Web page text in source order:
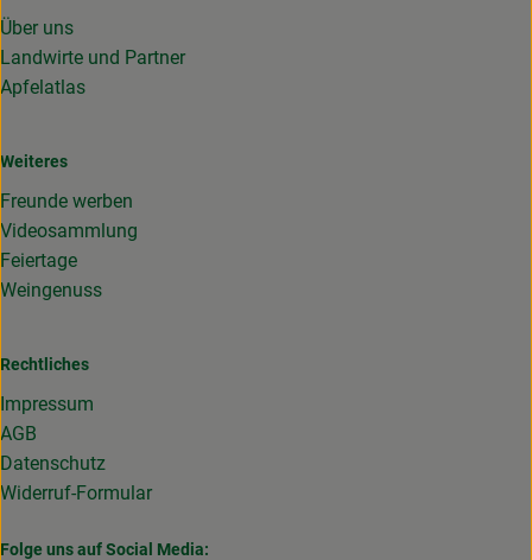
Über uns
Landwirte und Partner
Apfelatlas
Weiteres
Freunde werben
Videosammlung
Feiertage
Weingenuss
Rechtliches
Impressum
AGB
Datenschutz
Widerruf-Formular
Folge uns auf Social Media: